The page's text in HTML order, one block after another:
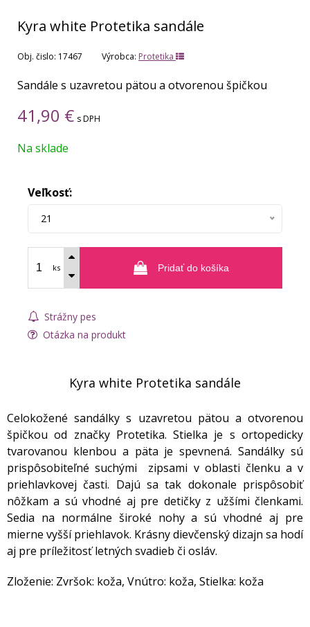
Kyra white Protetika sandále
Obj. čislo: 17467 Výrobca: Protetika
Sandále s uzavretou pätou a otvorenou špičkou
41,90 € s DPH
Na sklade
Veľkosť:
21
ks Pridať do košíka
Strážny pes
Otázka na produkt
Kyra white Protetika sandále
Celokožené sandálky s uzavretou pätou a otvorenou
špičkou od značky Protetika. Stielka je s ortopedicky
tvarovanou klenbou a päta je spevnená. Sandálky sú
prispôsobiteľné suchými zipsami v oblasti členku a v
priehlavkovej časti. Dajú sa tak dokonale prispôsobiť
nôžkam a sú vhodné aj pre detičky z užšími členkami.
Sedia na normálne široké nohy a sú vhodné aj pre
mierne vyšší priehlavok. Krásny dievčenský dizajn sa hodí
aj pre príležitosť letných svadieb či osláv.
Zloženie: Zvršok: koža, Vnútro: koža, Stielka: koža